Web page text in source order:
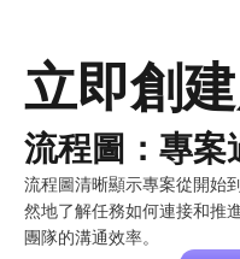
流程圖：專案
流程圖清晰顯示專案從開始
然地了解任務如何連接和推
團隊的溝通效率。